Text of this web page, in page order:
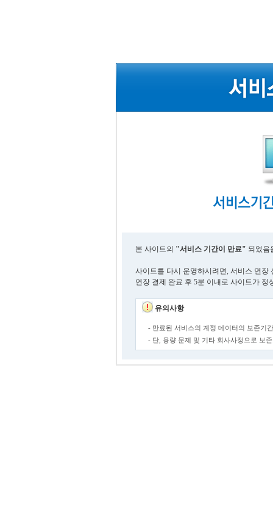
본 사이트의 "서비스 기간이 만료" 되었음
사이트를 다시 운영하시려면, 서비스 연장
연장 결제 완료 후 5분 이내로 사이트가 정
유의사항
- 만료된 서비스의 계정 데이터의 보존기
- 단, 용량 문제 및 기타 회사사정으로 보